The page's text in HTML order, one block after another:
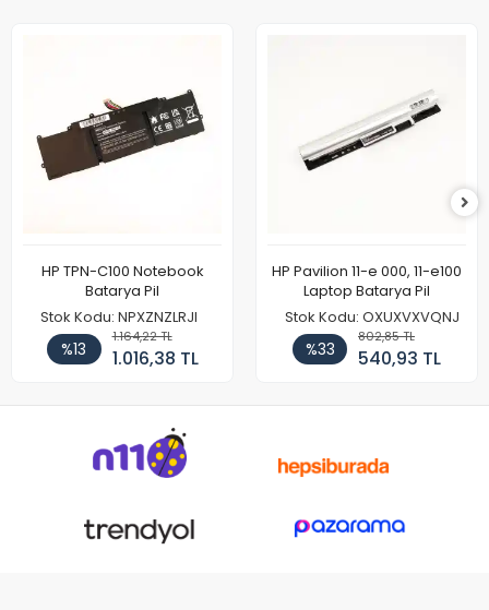
HP TPN-C100 Notebook
Batarya Pil
Stok Kodu: NPXZNZLRJI
%13
1.164,22 TL
1.016,38 TL
HP Pavilion 11-e 000, 11-e100
Laptop Batarya Pil
Stok Kodu: OXUXVXVQNJ
%33
802,85 TL
540,93 TL